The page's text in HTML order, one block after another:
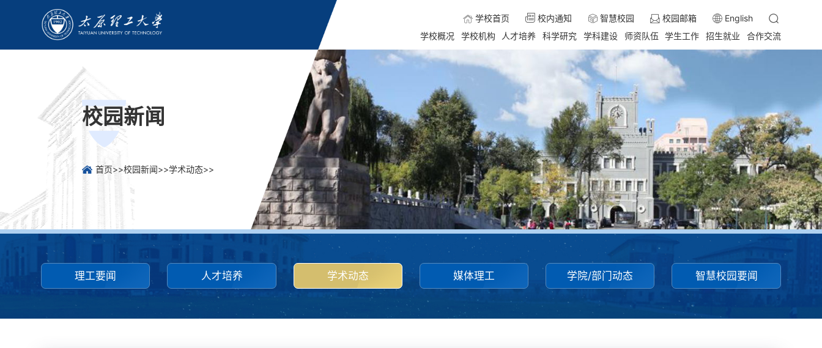
学校首页 校内通知 智慧校园 校园邮箱
English
学校概况
学校机构 人才培养 科学研究 学科建设 师资队伍 学生工作 招生就业 合作交流
校园新闻
首页>>校园新闻>>学术动态>>
理工要闻 人才培养 学术动态 媒体理工 学院/部门动态 智慧校园要闻